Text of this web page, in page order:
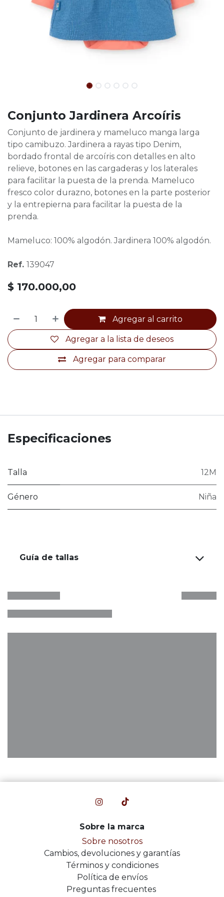
Conjunto Jardinera Arcoíris
Conjunto de jardinera y mameluco manga larga
tipo camibuzo. Jardinera a rayas tipo Denim,
bordado frontal de arcoíris con detalles en alto
relieve, botones en las cargaderas y los laterales
para facilitar la puesta de la prenda. Mameluco
fresco color durazno, botones en la parte posterior
y la entrepierna para facilitar la puesta de la
prenda.
Mameluco: 100% algodón. Jardinera 100% algodón.
Ref. 139047
$ 170.000,00
Agregar al carrito
Agregar para comparar
Agregar a la lista de deseos
Especificaciones
Talla 12M
Género Niña
Guía de tallas
Sobre la marca
Sobre nosotros
Cambios, devoluciones y garantías
Términos y condiciones
Política de envíos
Preguntas frecuentes